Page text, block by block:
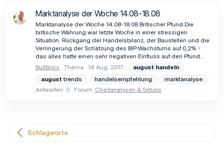
Marktanalyse der Woche 14.08-18.08
Marktanalyse der Woche 14.08-18.08 Britischer Pfund Die
britische Währung war letzte Woche in einer stressigen
Situation. Rückgang der Handelsbilanz, der Baustellen und die
Verringerung der Schätzung des BIP-Wachstums auf 0,2% -
das alles hatte einen sehr negativen Einfluss auf den Pfund...
BullBoss
Thema 14 Aug. 2017 august handeln
august trends handelsempfehlung
marktanalyse
Antworten: 0
Forum: Chartanalysen & Setups
Schlagworte